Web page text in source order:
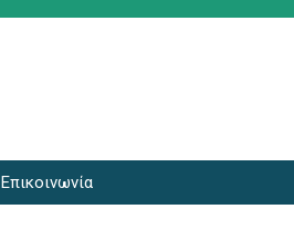
Επικοινωνία